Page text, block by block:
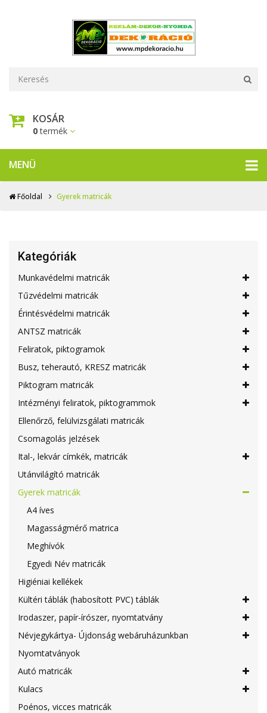
KOSÁR
0termék
MENÜ
Főoldal Gyerek matricák
Kategóriák
Munkavédelmi matricák
Tűzvédelmi matricák
Érintésvédelmi matricák
ANTSZ matricák
Feliratok, piktogramok
Busz, teherautó, KRESZ matricák
Piktogram matricák
Intézményi feliratok, piktogrammok
Ellenőrző, felülvizsgálati matricák
Csomagolás jelzések
Ital-, lekvár címkék, matricák
Utánvilágító matricák
Gyerek matricák
A4 íves
Magasságmérő matrica
Meghívók
Egyedi Név matricák
Higiéniai kellékek
Kültéri táblák (habosított PVC) táblák
Irodaszer, papír-írószer, nyomtatvány
Névjegykártya- Újdonság webáruházunkban
Nyomtatványok
Autó matricák
Kulacs
Poénos, vicces matricák